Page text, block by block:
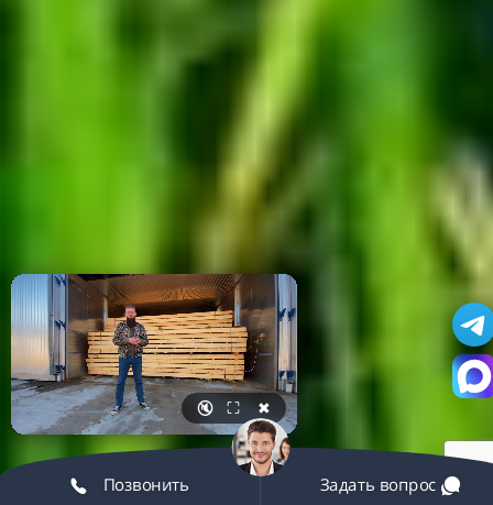
🔇 ⛶ ✖
Позвонить Задать вопрос